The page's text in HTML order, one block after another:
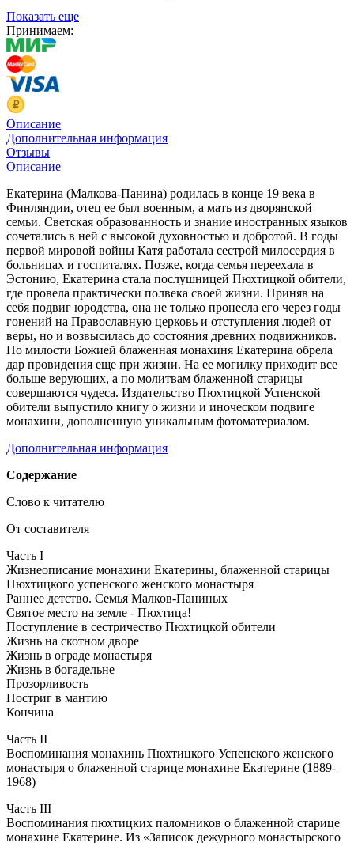
Показать еще
Принимаем:
Описание
Дополнительная информация
Отзывы
Описание
Екатерина (Малкова-Панина) родилась в конце 19 века в
Финляндии, отец ее был военным, а мать из дворянской
семьи. Светская образованность и знание иностранных языков
сочетались в ней с высокой духовностью и добротой. В годы
первой мировой войны Катя работала сестрой милосердия в
больницах и госпиталях. Позже, когда семья переехала в
Эстонию, Екатерина стала послушницей Пюхтицкой обители,
где провела практически полвека своей жизни. Приняв на
себя подвиг юродства, она не только пронесла его через годы
гонений на Православную церковь и отступления людей от
веры, но и возвысилась до состояния древних подвижников.
По милости Божией блаженная монахиня Екатерина обрела
дар провидения еще при жизни. На ее могилку приходит все
больше верующих, а по молитвам блаженной старицы
совершаются чудеса. Издательство Пюхтицкой Успенской
обители выпустило книгу о жизни и иноческом подвиге
монахини, дополненную уникальным фотоматериалом.
Дополнительная информация
Содержание
Слово к читателю
От составителя
Часть I
Жизнеописание монахини Екатерины, блаженной старицы
Пюхтицкого успенского женского монастыря
Раннее детство. Семья Малков-Паниных
Святое место на земле - Пюхтица!
Поступление в сестричество Пюхтицкой обители
Жизнь на скотном дворе
Жизнь в ограде монастыря
Жизнь в богадельне
Прозорливость
Постриг в мантию
Кончина
Часть II
Воспоминания монахинь Пюхтицкого Успенского женского
монастыря о блаженной старице монахине Екатерине (1889-
1968)
Часть III
Воспоминания пюхтицких паломников о блаженной старице
монахине Екатерине. Из «Записок дежурного монастырского